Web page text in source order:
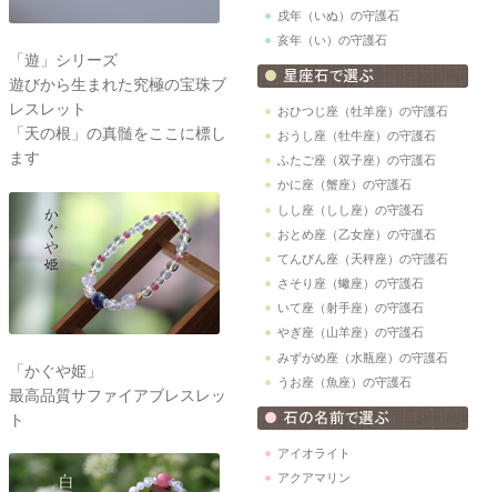
「遊」シリーズ
遊びから生まれた究極の宝珠ブ
レスレット
「天の根」の真髄をここに標し
ます
「かぐや姫」
最高品質サファイアブレスレッ
ト
戌年（いぬ）の守護石
亥年（い）の守護石
おひつじ座（牡羊座）の守護石
おうし座（牡牛座）の守護石
ふたご座（双子座）の守護石
かに座（蟹座）の守護石
しし座（しし座）の守護石
おとめ座（乙女座）の守護石
てんびん座（天秤座）の守護石
さそり座（蠍座）の守護石
いて座（射手座）の守護石
やぎ座（山羊座）の守護石
みずがめ座（水瓶座）の守護石
うお座（魚座）の守護石
アイオライト
アクアマリン